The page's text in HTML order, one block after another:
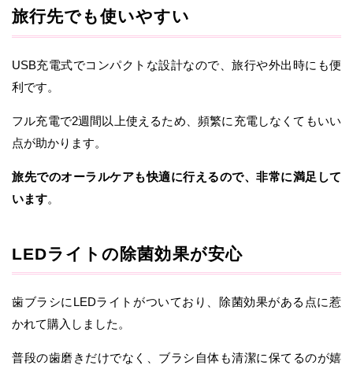
旅行先でも使いやすい
USB充電式でコンパクトな設計なので、旅行や外出時にも便
利です。
フル充電で2週間以上使えるため、頻繁に充電しなくてもいい
点が助かります。
旅先でのオーラルケアも快適に行えるので、非常に満足して
います。
LEDライトの除菌効果が安心
歯ブラシにLEDライトがついており、除菌効果がある点に惹
かれて購入しました。
普段の歯磨きだけでなく、ブラシ自体も清潔に保てるのが嬉